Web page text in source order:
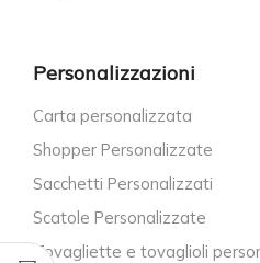
Personalizzazioni
Carta personalizzata
Shopper Personalizzate
Sacchetti Personalizzati
Scatole Personalizzate
Tovagliette e tovaglioli